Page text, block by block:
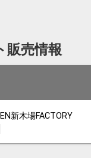
販売情報
新木場FACTORY